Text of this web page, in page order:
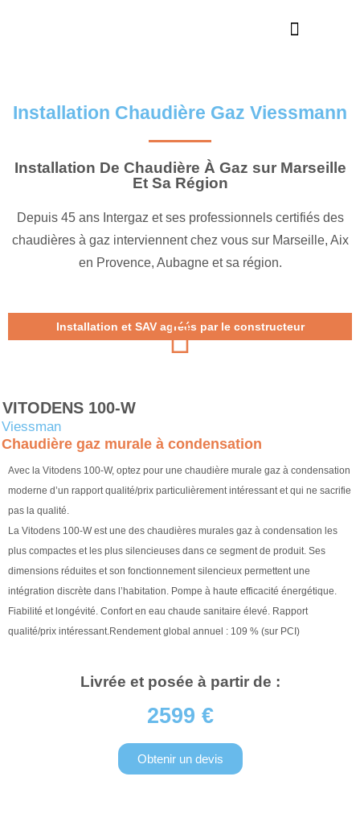
Installation Chaudière Gaz Viessmann
Installation De Chaudière À Gaz sur Marseille
Et Sa Région
Depuis 45 ans Intergaz et ses professionnels certifiés des
chaudières à gaz interviennent chez vous sur Marseille, Aix
en Provence, Aubagne et sa région.
Installation et SAV agréés par le constructeur
VITODENS 100-W
Viessman
Chaudière gaz murale à condensation
Avec la Vitodens 100-W, optez pour une chaudière murale gaz à condensation
moderne d’un rapport qualité/prix particulièrement intéressant et qui ne sacrifie
pas la qualité.
La Vitodens 100-W est une des chaudières murales gaz à condensation les
plus compactes et les plus silencieuses dans ce segment de produit. Ses
dimensions réduites et son fonctionnement silencieux permettent une
intégration discrète dans l’habitation. Pompe à haute efficacité énergétique.
Fiabilité et longévité. Confort en eau chaude sanitaire élevé. Rapport
qualité/prix intéressant.Rendement global annuel : 109 % (sur PCI)
Livrée et posée à partir de :
2599 €
Obtenir un devis